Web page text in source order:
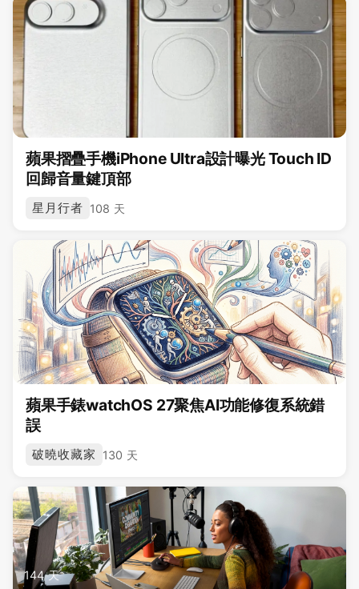
蘋果摺疊手機iPhone Ultra設計曝光 Touch ID
回歸音量鍵頂部
星月行者 108 天
蘋果手錶watchOS 27聚焦AI功能修復系統錯
誤
破曉收藏家 130 天
144 天